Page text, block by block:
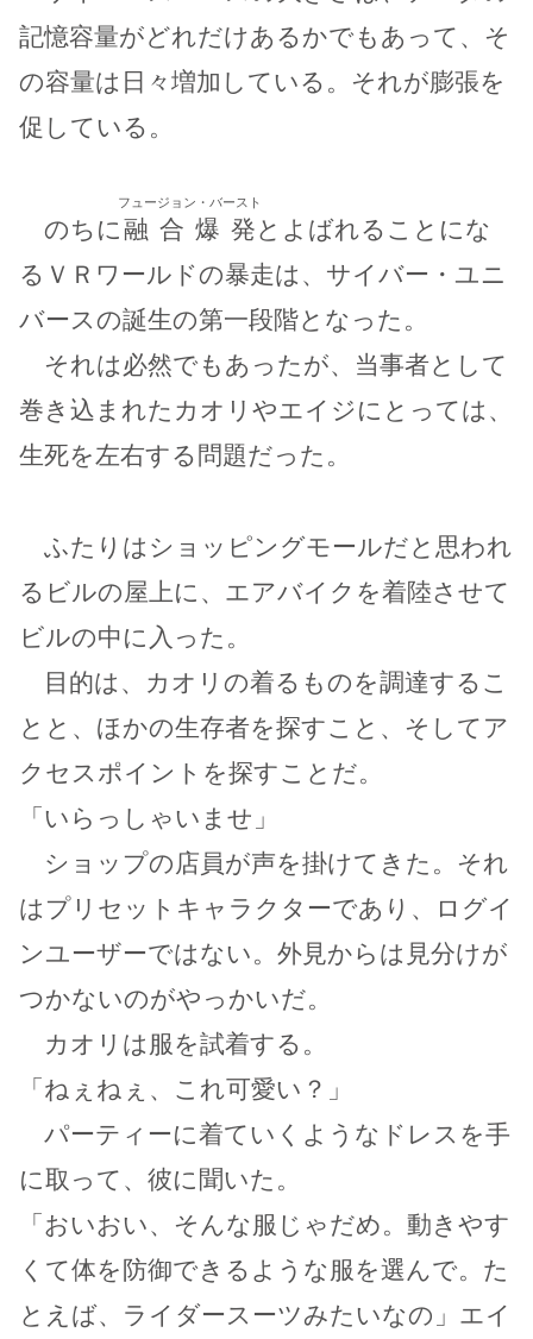
記憶容量がどれだけあるかでもあって、そ
の容量は日々増加している。それが膨張を
促している。
のちに融合爆発
フュージョン・バースト
とよばれることにな
るＶＲワールドの暴走は、サイバー・ユニ
バースの誕生の第一段階となった。
それは必然でもあったが、当事者として
巻き込まれたカオリやエイジにとっては、
生死を左右する問題だった。
ふたりはショッピングモールだと思われ
るビルの屋上に、エアバイクを着陸させて
ビルの中に入った。
目的は、カオリの着るものを調達するこ
とと、ほかの生存者を探すこと、そしてア
クセスポイントを探すことだ。
「いらっしゃいませ」
ショップの店員が声を掛けてきた。それ
はプリセットキャラクターであり、ログイ
ンユーザーではない。外見からは見分けが
つかないのがやっかいだ。
カオリは服を試着する。
「ねぇねぇ、これ可愛い？」
パーティーに着ていくようなドレスを手
に取って、彼に聞いた。
「おいおい、そんな服じゃだめ。動きやす
くて体を防御できるような服を選んで。た
とえば、ライダースーツみたいなの」エイ